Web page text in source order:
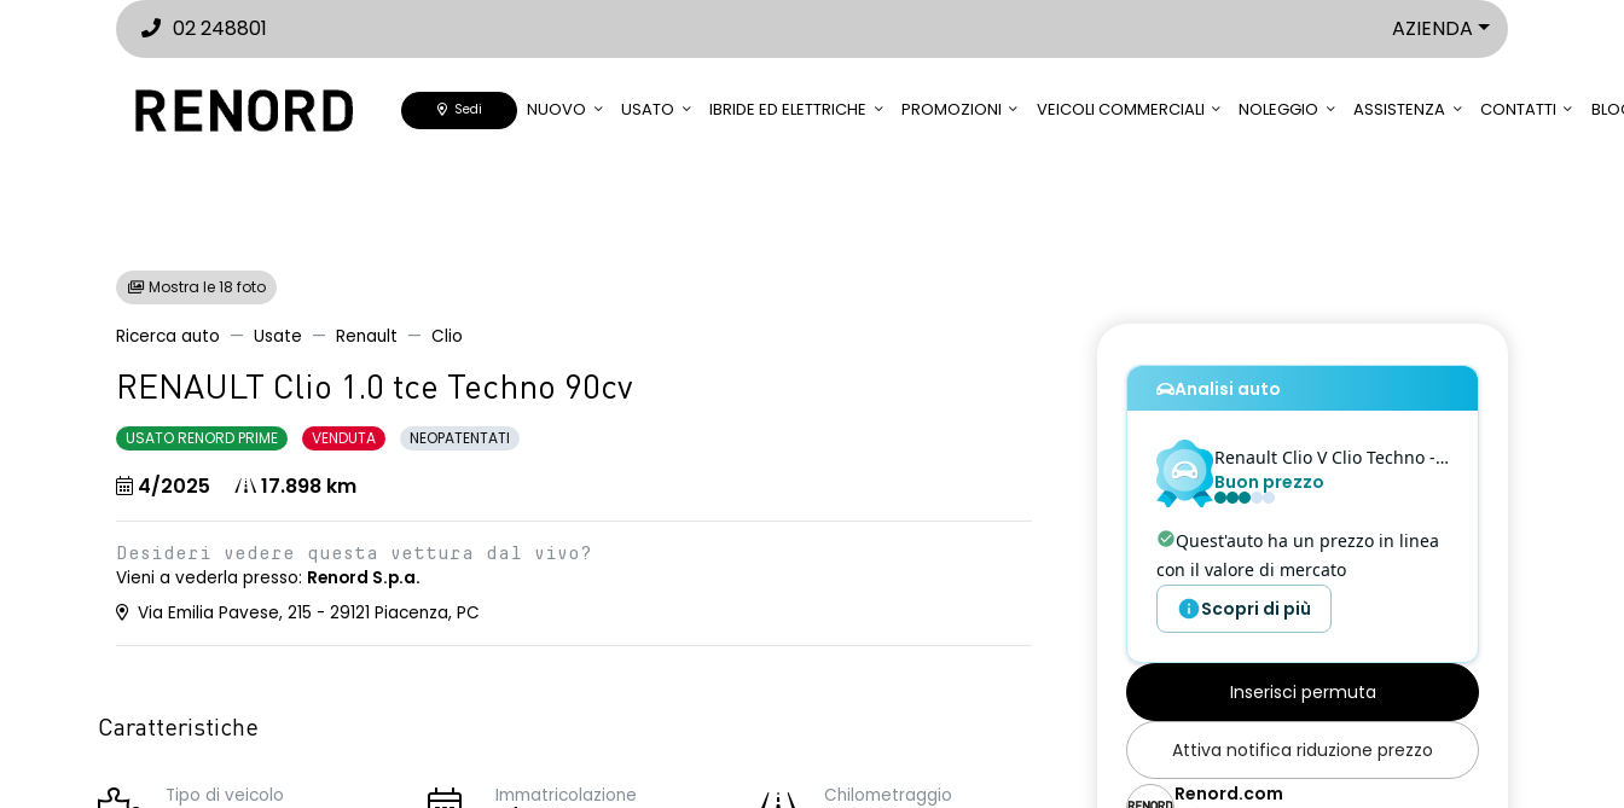
02 248801 AZIENDA
Sedi NUOVO USATO IBRIDE ED ELETTRICHE PROMOZIONI VEICOLI COMMERCIALI NOLEGGIO ASSISTENZA CONTATTI
Mostra le 18 foto
Ricerca auto Usate Renault Clio
RENAULT Clio 1.0 tce Techno 90cv
USATO RENORD PRIME VENDUTA NEOPATENTATI
4/2025 17.898 km
Desideri vedere questa vettura dal vivo?
Vieni a vederla presso: Renord S.p.a.
Via Emilia Pavese, 215 - 29121 Piacenza, PC
Caratteristiche
Tipo di veicolo Immatricolazione Chilometraggio
Analisi auto
Renault Clio V Clio Techno - 1.0 tce Techno 90cv
Buon prezzo
Quest'auto ha un prezzo in linea
con il valore di mercato
Scopri di più
Inserisci permuta
Attiva notifica riduzione prezzo
Renord.com